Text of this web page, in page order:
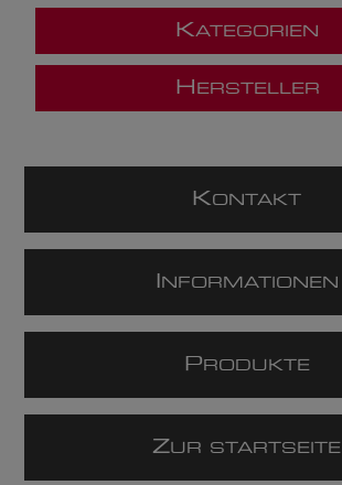
KATEGORIEN
H ERSTELLER
KONTAKT
NFORMATIONEN
P RODUKTE
ZUR STARTSEITE